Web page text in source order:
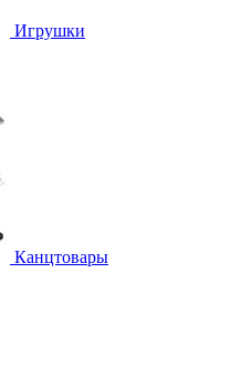
Игрушки
Канцтовары